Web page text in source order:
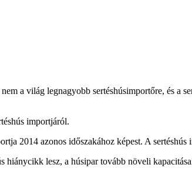
a világ legnagyobb sertéshúsimportőre, és a
importjáról.
2014 azonos időszakához képest. A
lesz, a húsipar tovább növeli